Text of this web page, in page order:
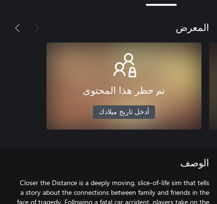
المعرض
تم حظر هذا المحتوى
أدخل تاريخ ميلادك
الوصف
Closer the Distance is a deeply moving, slice-of-life sim that tells
a story about the connections between family and friends in the
face of tragedy. Following a fatal car accident, players take on the